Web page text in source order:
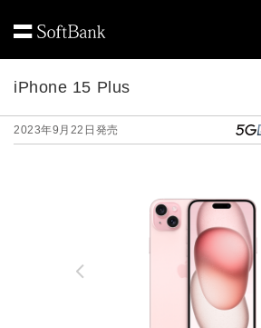
iPhone 15 Plus
2023年9月22日発売